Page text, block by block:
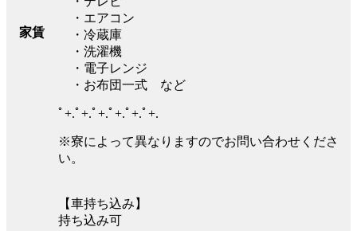
家賃
・エアコン
・冷蔵庫
・洗濯機
・電子レンジ
・お布団一式 など
ﾟ+.ﾟ+.ﾟ+.ﾟ+.ﾟ+.ﾟ+.
※寮によって異なりますのでお問い合わせくださ
い。
【車持ち込み】
持ち込み可